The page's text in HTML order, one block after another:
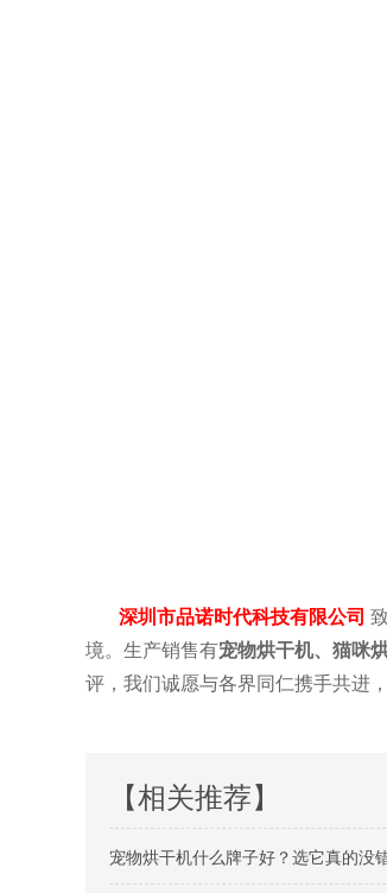
深圳市品诺时代科技有限公司
境。生产销售有宠物烘干机、猫咪
评，我们诚愿与各界同仁携手共进
【相关推荐】
宠物烘干机什么牌子好？选它真的没